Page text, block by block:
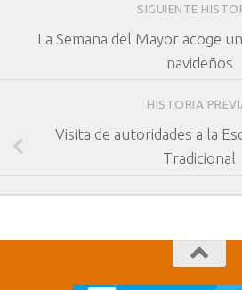
SIGUIENTE
La Semana del Mayor acoge
navideños
HISTORIA
Visita de autoridades a la
Tradicional